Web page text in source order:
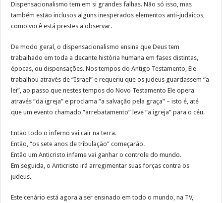
Dispensacionalismo tem em si grandes falhas. Não só isso, mas
também estão inclusos alguns inesperados elementos anti-judaicos,
como você está prestes a observar.
De modo geral, o dispensacionalismo ensina que Deus tem
trabalhado em toda a decante história humana em fases distintas,
épocas, ou dispensações. Nos tempos do Antigo Testamento, Ele
trabalhou através de “Israel” e requeriu que os judeus guardassem “a
lei”, ao passo que nestes tempos do Novo Testamento Ele opera
através “da igreja” e proclama “a salvação pela graça” – isto é, até
que um evento chamado “arrebatamento” leve “a igreja” para o céu.
Então todo o inferno vai cair na terra.
Então, “os sete anos de tribulação” começarão.
Então um Anticristo infame vai ganhar o controle do mundo.
Em seguida, o Anticristo irá arregimentar suas forças contra os
judeus.
Este cenário está agora a ser ensinado em todo o mundo, na TV,